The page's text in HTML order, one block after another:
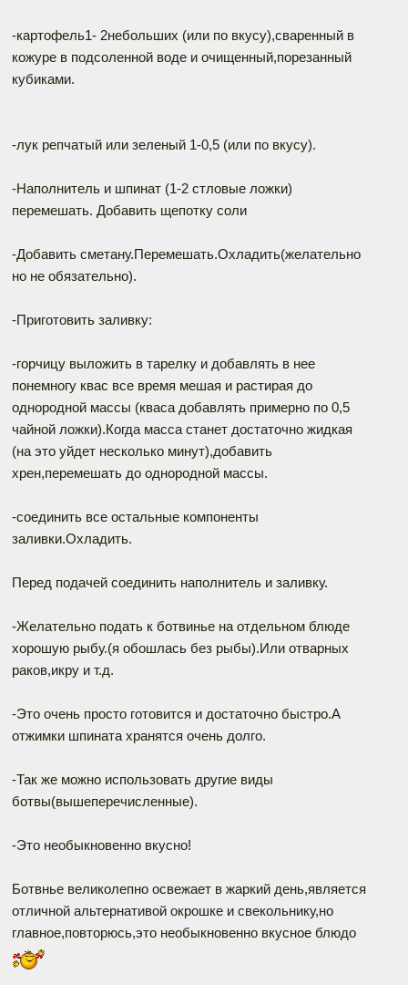
-картофель1- 2небольших (или по вкусу),сваренный в
кожуре в подсоленной воде и очищенный,порезанный
кубиками.
-лук репчатый или зеленый 1-0,5 (или по вкусу).
-Наполнитель и шпинат (1-2 стловые ложки)
перемешать. Добавить щепотку соли
-Добавить сметану.Перемешать.Охладить(желательно
но не обязательно).
-Приготовить заливку:
-горчицу выложить в тарелку и добавлять в нее
понемногу квас все время мешая и растирая до
однородной массы (кваса добавлять примерно по 0,5
чайной ложки).Когда масса станет достаточно жидкая
(на это уйдет несколько минут),добавить
хрен,перемешать до однородной массы.
-соединить все остальные компоненты
заливки.Охладить.
Перед подачей соединить наполнитель и заливку.
-Желательно подать к ботвинье на отдельном блюде
хорошую рыбу.(я обошлась без рыбы).Или отварных
раков,икру и т.д.
-Это очень просто готовится и достаточно быстро.А
отжимки шпината хранятся очень долго.
-Так же можно использовать другие виды
ботвы(вышеперечисленные).
-Это необыкновенно вкусно!
Ботвнье великолепно освежает в жаркий день,является
отличной альтернативой окрошке и свекольнику,но
главное,повторюсь,это необыкновенно вкусное блюдо